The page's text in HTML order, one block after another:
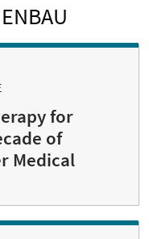
for
of
Medical